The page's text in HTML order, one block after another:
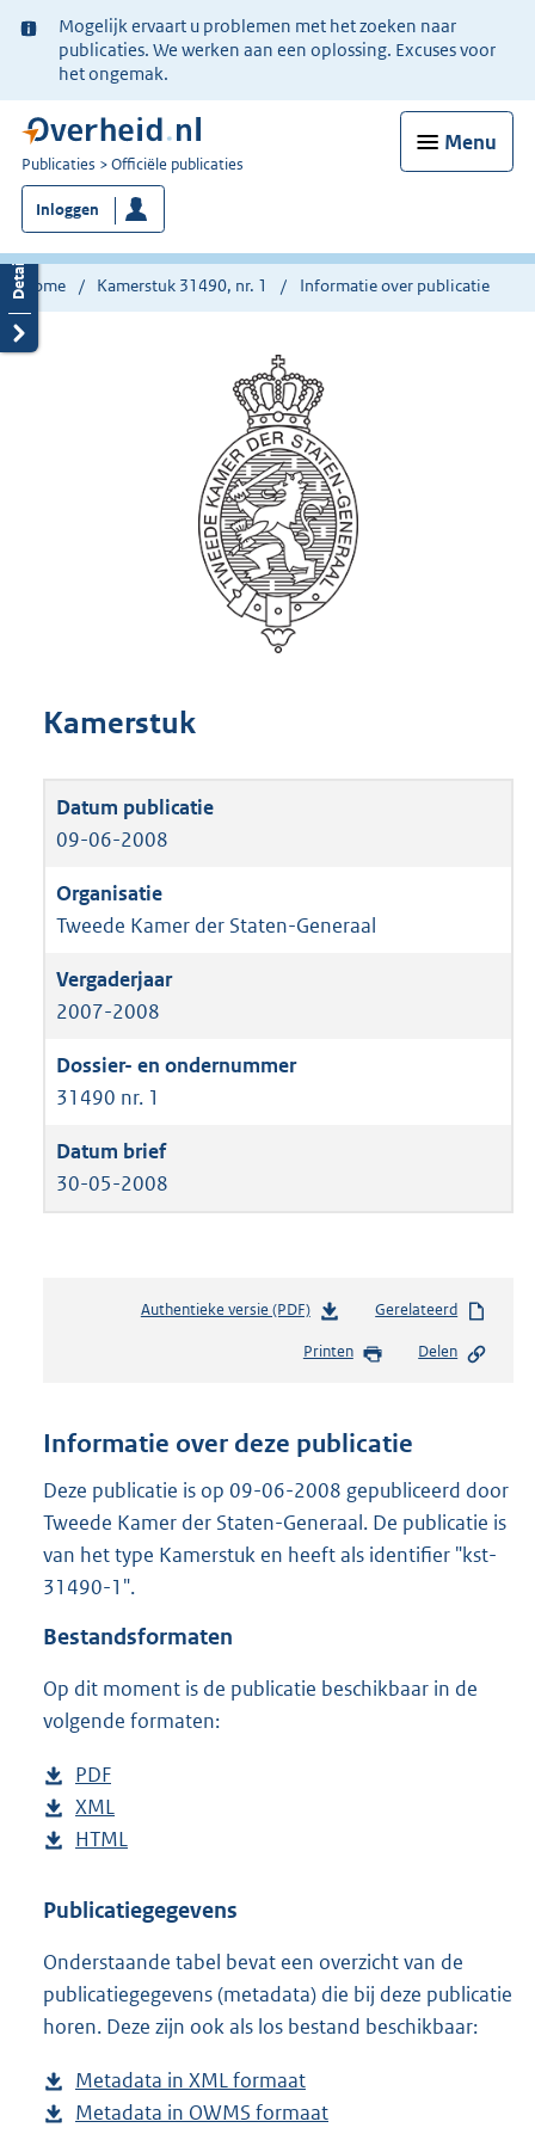
Ter
informatie:
Mogelijk ervaart u problemen met het zoeken naar
publicaties. We werken aan een oplossing. Excuses voor
het ongemak.
Menu
U
bent
nu
hier:
Publicaties Officiële publicaties
Inloggen
Home Kamerstuk 31490, nr. 1 Informatie over publicatie
Kamerstuk
09-06-2008
Tweede Kamer der Staten-Generaal
2007-2008
31490 nr. 1
30-05-2008
Authentieke versie (PDF)b
s
n
s
r
o
:
Gerelateerd
Printen Delen
Informatie over deze publicatie
Deze publicatie is op 09-06-2008 gepubliceerd door
Tweede Kamer der Staten-Generaal. De publicatie is
van het type Kamerstuk en heeft als identifier "kst-
31490-1".
Bestandsformaten
Op dit moment is de publicatie beschikbaar in de
volgende formaten:
D
o
w
l
a
d
p
b
l
PDF
e
s
a
d
s
g
o
o
D
o
n
o
a
d
u
b
XML
e
t
n
d
s
r
o
D
w
l
o
a
p
u
HTML
s
a
n
d
g
r
Publicatiegegevens
Onderstaande tabel bevat een overzicht van de
publicatiegegevens (metadata) die bij deze publicatie
horen. Deze zijn ook als los bestand beschikbaar:
Metadata in XML formaat
e
Metadata in OWMS formaat